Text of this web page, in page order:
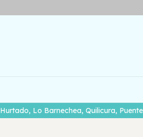
Lo Barnechea, Quilicura,